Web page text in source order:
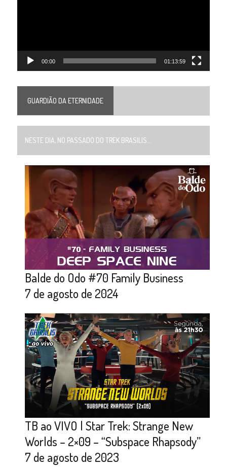
00:00 01:13:59
GUARDIÃO DA ETERNIDADE
NESTE DIA, NO PASSADO DO TREK BRASILIS...
Balde do Odo #70 Family Business
7 de agosto de 2024
TB ao VIVO | Star Trek: Strange New
Worlds – 2×09 – “Subspace Rhapsody”
7 de agosto de 2023